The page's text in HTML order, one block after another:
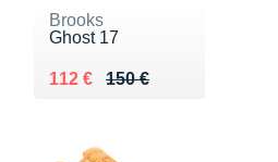
Brooks
Ghost 17
150 €
Au lieu de 150 €
112 €
Vendu 112 €